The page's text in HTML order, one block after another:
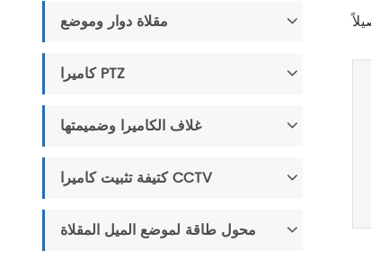
مقلاة دوار وموضع
كاميرا PTZ
غلاف الكاميرا وضميمتها
كتيفة تثبيت كاميرا CCTV
محول طاقة لموضع الميل المقلاة